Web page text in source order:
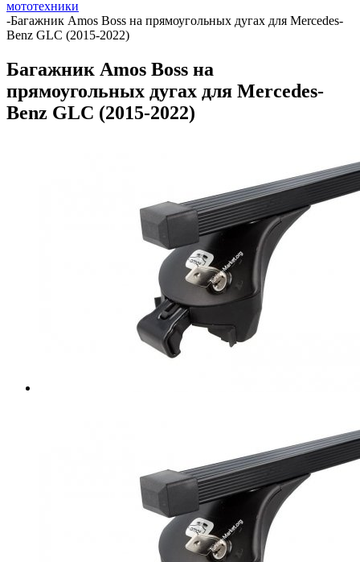
мототехники
-Багажник Amos Boss на прямоугольных дугах для Mercedes-
Benz GLC (2015-2022)
Багажник Amos Boss на
прямоугольных дугах для Mercedes-
Benz GLC (2015-2022)